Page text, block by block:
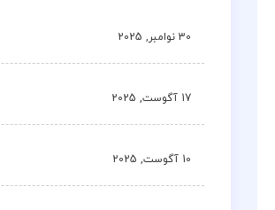
30 نوامبر, 2025
17 آگوست, 2025
10 آگوست, 2025